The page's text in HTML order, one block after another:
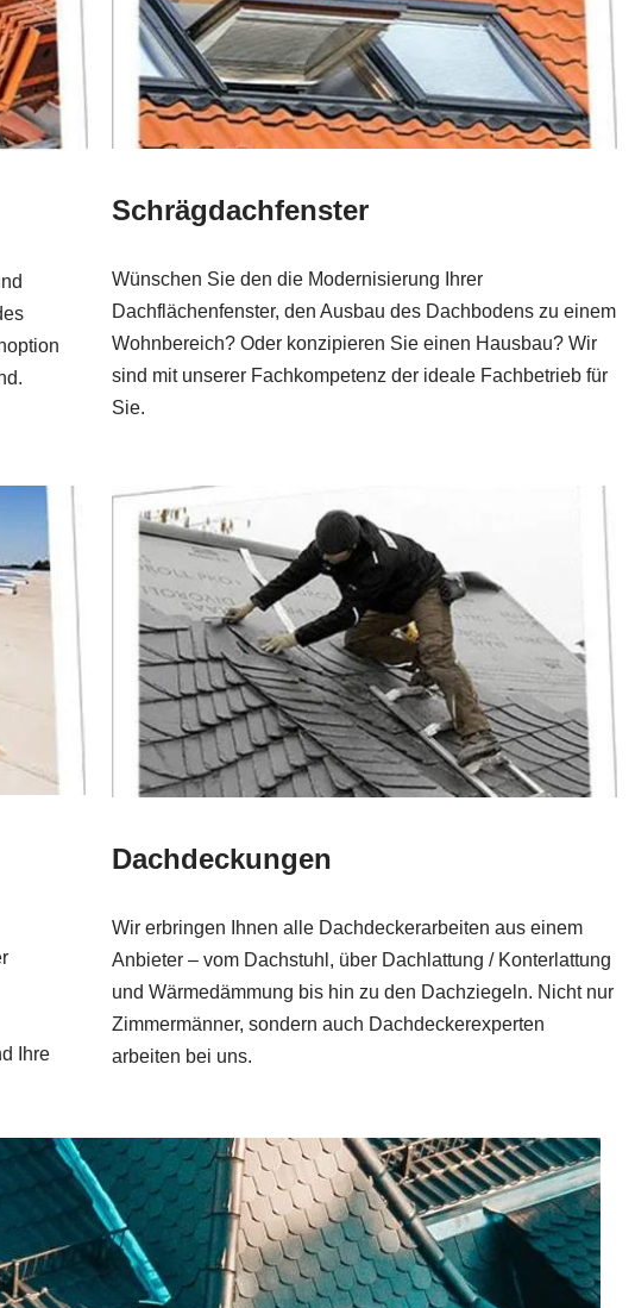
Schrägdachfenster
Wünschen Sie den die Modernisierung Ihrer
Dachflächenfenster, den Ausbau des Dachbodens zu einem
Wohnbereich? Oder konzipieren Sie einen Hausbau? Wir
sind mit unserer Fachkompetenz der ideale Fachbetrieb für
Sie.
Ihre
Dachdeckungen
Wir erbringen Ihnen alle Dachdeckerarbeiten aus einem
Anbieter – vom Dachstuhl, über Dachlattung / Konterlattung
und Wärmedämmung bis hin zu den Dachziegeln. Nicht nur
Zimmermänner, sondern auch Dachdeckerexperten
arbeiten bei uns.